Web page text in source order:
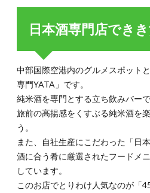
日本酒専門店でき
中部国際空港内のグルメスポット
専門YATA」です。
純米酒を専門とする立ち飲みバー
旅前の高揚感をくすぶる純米酒を
う。
また、自社生産にこだわった「日
酒に合う肴に厳選されたフードメ
しています。
このお店でとりわけ人気なのが「